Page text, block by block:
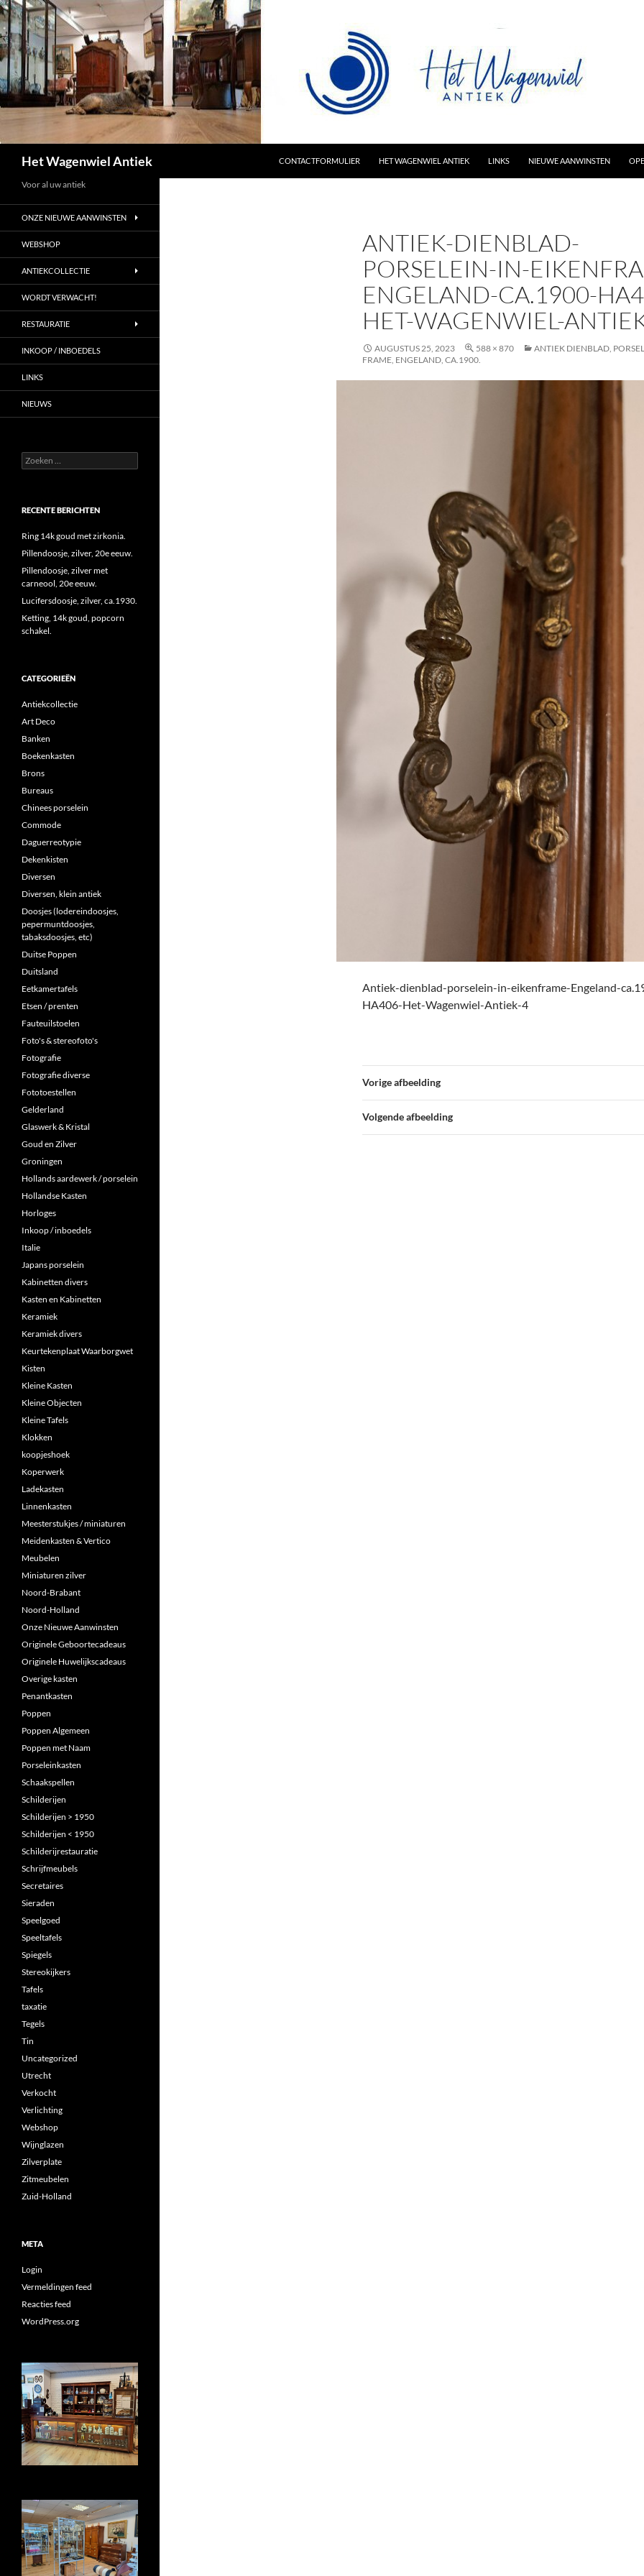
Het Wagenwiel Antiek
CONTACTFORMULIER
HET WAGENWIEL ANTIEK LINKS NIEUWE AANWINSTEN
ANTIEK-DIENBLAD-
PORSELEIN-IN-
ENGELAND-CA.1900-
HET-WAGENWIEL-
AUGUSTUS 25, 2023 588 × 870
ANTIEK DIENBLAD,
FRAME, ENGELAND, CA.1900.
Antiek-dienblad-porselein-in-eikenframe-Engeland-
HA406-Het-Wagenwiel-Antiek-4
Vorige afbeelding
Volgende afbeelding
Voor al uw antiek
ONZE NIEUWE AANWINSTEN
WEBSHOP
ANTIEKCOLLECTIE
WORDT VERWACHT!
RESTAURATIE
INKOOP / INBOEDELS
LINKS
NIEUWS
Zoeken
naar:
RECENTE BERICHTEN
Ring 14k goud met zirkonia.
Pillendoosje, zilver, 20e eeuw.
Pillendoosje, zilver met
carneool, 20e eeuw.
Lucifersdoosje, zilver, ca.1930.
Ketting, 14k goud, popcorn
schakel.
CATEGORIEËN
Antiekcollectie
Art Deco
Banken
Boekenkasten
Brons
Bureaus
Chinees porselein
Commode
Daguerreotypie
Dekenkisten
Diversen
Diversen, klein antiek
Doosjes (lodereindoosjes,
pepermuntdoosjes,
tabaksdoosjes, etc)
Duitse Poppen
Duitsland
Eetkamertafels
Etsen / prenten
Fauteuilstoelen
Foto's & stereofoto's
Fotografie
Fotografie diverse
Fototoestellen
Gelderland
Glaswerk & Kristal
Goud en Zilver
Groningen
Hollands aardewerk / porselein
Hollandse Kasten
Horloges
Inkoop / inboedels
Italie
Japans porselein
Kabinetten divers
Kasten en Kabinetten
Keramiek
Keramiek divers
Keurtekenplaat Waarborgwet
Kisten
Kleine Kasten
Kleine Objecten
Kleine Tafels
Klokken
koopjeshoek
Koperwerk
Ladekasten
Linnenkasten
Meesterstukjes / miniaturen
Meidenkasten & Vertico
Meubelen
Miniaturen zilver
Noord-Brabant
Noord-Holland
Onze Nieuwe Aanwinsten
Originele Geboortecadeaus
Originele Huwelijkscadeaus
Overige kasten
Penantkasten
Poppen
Poppen Algemeen
Poppen met Naam
Porseleinkasten
Schaakspellen
Schilderijen
Schilderijen > 1950
Schilderijen < 1950
Schilderijrestauratie
Schrijfmeubels
Secretaires
Sieraden
Speelgoed
Speeltafels
Spiegels
Stereokijkers
Tafels
taxatie
Tegels
Tin
Uncategorized
Utrecht
Verkocht
Verlichting
Webshop
Wijnglazen
Zilverplate
Zitmeubelen
Zuid-Holland
META
Login
Vermeldingen feed
Reacties feed
WordPress.org